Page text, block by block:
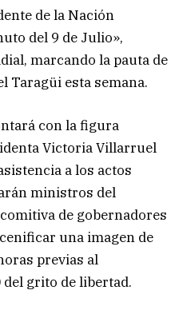
de la Nación
del 9 de Julio»,
marcando la pauta de
Taragüi esta semana.
con la figura
Victoria Villarruel
a los actos
ministros del
de gobernadores
una imagen de
previas al
grito de libertad.